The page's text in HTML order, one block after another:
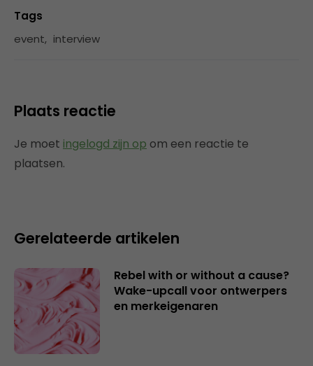
Tags
event, interview
Plaats reactie
Je moet ingelogd zijn op om een reactie te
plaatsen.
Gerelateerde artikelen
Rebel with or without a cause?
Wake-upcall voor ontwerpers
en merkeigenaren